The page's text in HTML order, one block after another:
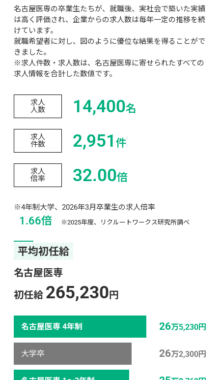
名古屋医専の卒業生たちが、就職後、実社会で築いた実績
は高く評価され、企業からの求人数は毎年一定の推移を続
けています。
就職希望者に対し、図のように優位な結果を得ることがで
きました。
※求人件数・求人数は、名古屋医専に寄せられたすべての
求人情報を合計した数値です。
求人
人数
14,400名
求人
件数
2,951 件
求人
倍率
32.00倍
※4年制大学、2026年3月卒業生の求人倍率
1.66倍 ※2025年度、リクルートワークス研究所調べ
平均初任給
名古屋医専
初任給 265,230円
名古屋医専 4年制 26万5,230円
大学卒 26万2,300円